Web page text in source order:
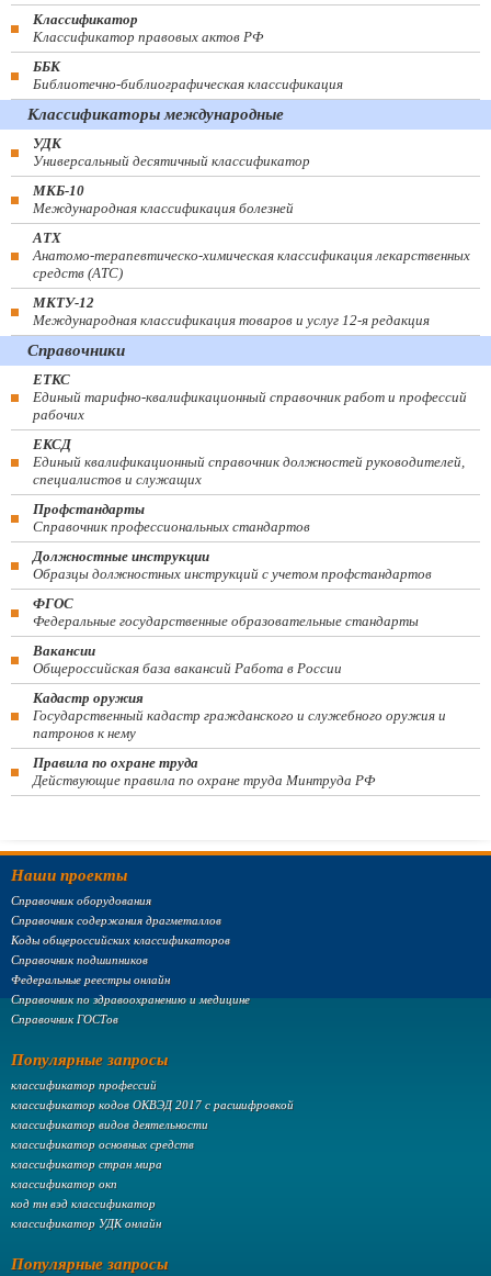
Классификатор
Классификатор правовых актов РФ
ББК
Библиотечно-библиографическая классификация
Классификаторы международные
УДК
Универсальный десятичный классификатор
МКБ-10
Международная классификация болезней
АТХ
Анатомо-терапевтическо-химическая классификация лекарственных
средств (ATC)
МКТУ-12
Международная классификация товаров и услуг 12-я редакция
Справочники
ЕТКС
Единый тарифно-квалификационный справочник работ и профессий
рабочих
ЕКСД
Единый квалификационный справочник должностей руководителей,
специалистов и служащих
Профстандарты
Справочник профессиональных стандартов
Должностные инструкции
Образцы должностных инструкций с учетом профстандартов
ФГОС
Федеральные государственные образовательные стандарты
Вакансии
Общероссийская база вакансий Работа в России
Кадастр оружия
Государственный кадастр гражданского и служебного оружия и
патронов к нему
Правила по охране труда
Действующие правила по охране труда Минтруда РФ
Наши проекты
Справочник оборудования
Справочник содержания драгметаллов
Коды общероссийских классификаторов
Справочник подшипников
Федеральные реестры онлайн
Справочник по здравоохранению и медицине
Справочник ГОСТов
Популярные запросы
классификатор профессий
классификатор кодов ОКВЭД 2017 с расшифровкой
классификатор видов деятельности
классификатор основных средств
классификатор стран мира
классификатор окп
код тн вэд классификатор
классификатор УДК онлайн
Популярные запросы